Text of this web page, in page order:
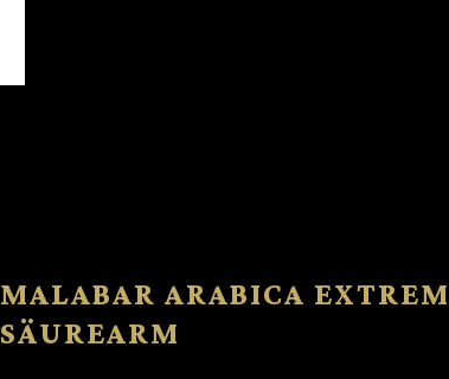
MALABAR ARABICA EXTREM
SÄUREARM